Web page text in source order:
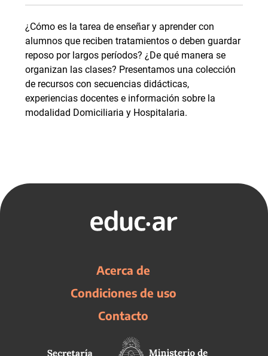
¿Cómo es la tarea de enseñar y aprender con
alumnos que reciben tratamientos o deben guardar
reposo por largos períodos? ¿De qué manera se
organizan las clases? Presentamos una colección
de recursos con secuencias didácticas,
experiencias docentes e información sobre la
modalidad Domiciliaria y Hospitalaria.
Acerca de
Condiciones de uso
Contacto